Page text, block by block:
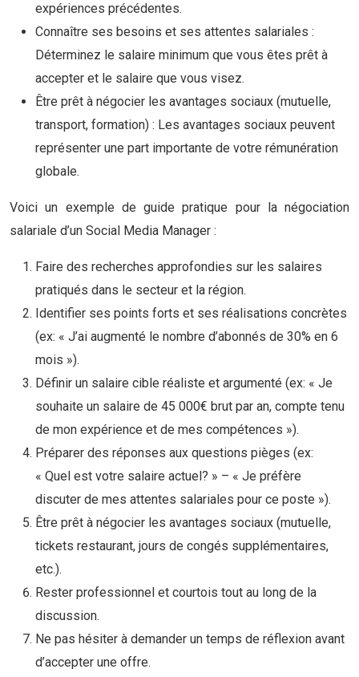
expériences précédentes.
Connaître ses besoins et ses attentes salariales :
Déterminez le salaire minimum que vous êtes prêt à
accepter et le salaire que vous visez.
Être prêt à négocier les avantages sociaux (mutuelle,
transport, formation) : Les avantages sociaux peuvent
représenter une part importante de votre rémunération
globale.
Voici un exemple de guide pratique pour la négociation
salariale d’un Social Media Manager :
Faire des recherches approfondies sur les salaires
pratiqués dans le secteur et la région.
Identifier ses points forts et ses réalisations concrètes
(ex: « J’ai augmenté le nombre d’abonnés de 30% en 6
mois »).
Définir un salaire cible réaliste et argumenté (ex: « Je
souhaite un salaire de 45 000€ brut par an, compte tenu
de mon expérience et de mes compétences »).
Préparer des réponses aux questions pièges (ex:
« Quel est votre salaire actuel? » – « Je préfère
discuter de mes attentes salariales pour ce poste »).
Être prêt à négocier les avantages sociaux (mutuelle,
tickets restaurant, jours de congés supplémentaires,
etc.).
Rester professionnel et courtois tout au long de la
discussion.
Ne pas hésiter à demander un temps de réflexion avant
d’accepter une offre.